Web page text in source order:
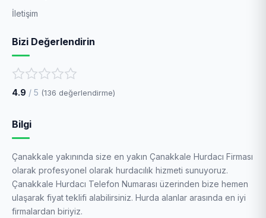
İletişim
Bizi Değerlendirin
4.9 / 5 (136 değerlendirme)
Bilgi
Çanakkale yakınında size en yakın Çanakkale Hurdacı Firması
olarak profesyonel olarak hurdacılık hizmeti sunuyoruz.
Çanakkale Hurdacı Telefon Numarası üzerinden bize hemen
ulaşarak fiyat teklifi alabilirsiniz. Hurda alanlar arasında en iyi
firmalardan biriyiz.